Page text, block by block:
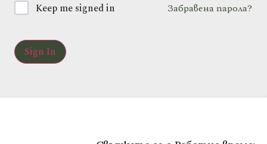
Keep me signed in Забравена парола?
Sign In